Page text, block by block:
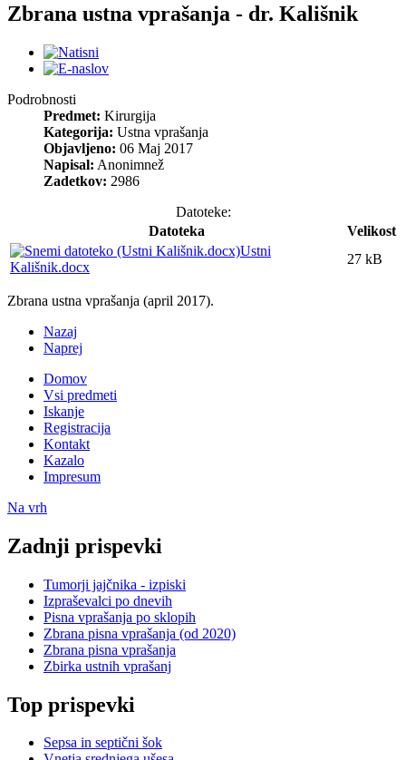
Zbrana ustna vprašanja - dr. Kališnik
Podrobnosti
Predmet: Kirurgija
Kategorija: Ustna vprašanja
Objavljeno: 06 Maj 2017
Napisal: Anonimnež
Zadetkov: 2986
Datoteke:
Datoteka
Velikost
Ustni
Kališnik.docx
27 kB
Zbrana ustna vprašanja (april 2017).
Nazaj
Naprej
Domov
Vsi predmeti
Iskanje
Registracija
Kontakt
Kazalo
Impresum
Na vrh
Zadnji prispevki
Tumorji jajčnika - izpiski
Izpraševalci po dnevih
Pisna vprašanja po sklopih
Zbrana pisna vprašanja (od 2020)
Zbrana pisna vprašanja
Zbirka ustnih vprašanj
Top prispevki
Sepsa in septični šok